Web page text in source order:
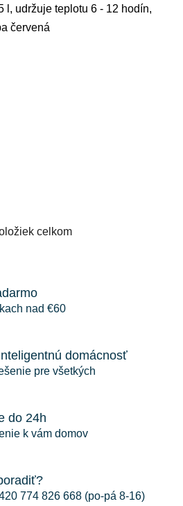
l, udržuje teplotu 6 - 12 hodín,
červená
O
d
a
e
p
k
y
p
i
celkom
nad €60
domácnosť
pre všetkých
do 24h
k vám domov
774 826 668 (po-pá 8-16)